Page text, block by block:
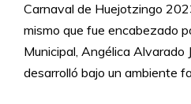
Carnaval de Huejotzingo
mismo que fue encabezado
Municipal, Angélica Alvarado
desarrolló bajo un ambiente